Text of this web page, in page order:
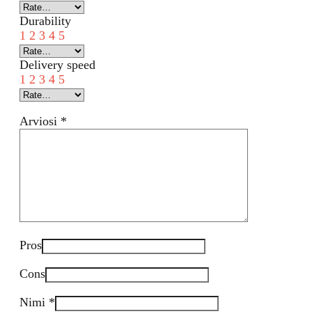
Durability
1 2 3 4 5
Delivery speed
1 2 3 4 5
Arviosi *
Pros
Cons
Nimi *